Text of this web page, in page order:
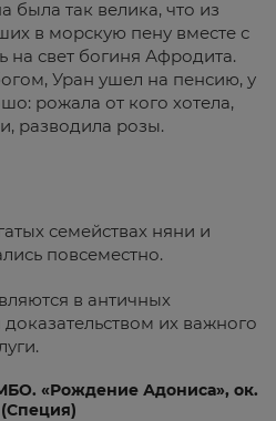
так велика, что из
в морскую пену вместе с
на свет богиня Афродита.
Уран ушел на пенсию, у
рожала от кого хотела,
разводила розы.
семействах няни и
повсеместно.
в античных
доказательством их важного
«Рождение Адониса», ок.